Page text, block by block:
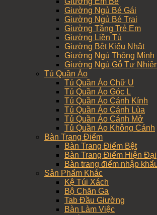
Giường Ngủ Bé Gái
Giường Ngủ Bé Trai
Giường Tầng Trẻ Em
Giường Liền Tủ
Giường Bệt Kiểu Nhật
Giường Ngủ Thông Minh
Giường Ngủ Gỗ Tự
Tủ Quần Áo
Tủ Quần Áo Chữ U
Tủ Quần Áo Góc L
Tủ Quần Áo Cánh Kính
Tủ Quần Áo Cánh Lùa
Tủ Quần Áo Cánh Mở
Tủ Quần Áo Không Cánh
Bàn Trang Điểm
Bàn Trang Điểm Bệt
Bàn Trang Điểm Hiện Đại
Bàn trang điểm nhập
Sản Phẩm Khác
Kệ Túi Xách
Bộ Chăn Ga
Tab Đầu Giường
Bàn Làm Việc